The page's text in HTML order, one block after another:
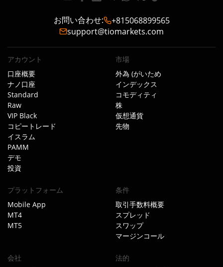
お問い合わせ:
+815068899565
support@tiomarkets.com
アカウント
口座概要
ナノ口座
Standard
Raw
VIP Black
コピートレード
イスラム
PAMM
デモ
投資
市場
外為 (がいため
インデックス
コモディティ
株
仮想通貨
先物
プラットフォーム
Mobile App
MT4
MT5
条件
取引手数料概要
スプレッド
スワップ
マージンコール
会社
法的